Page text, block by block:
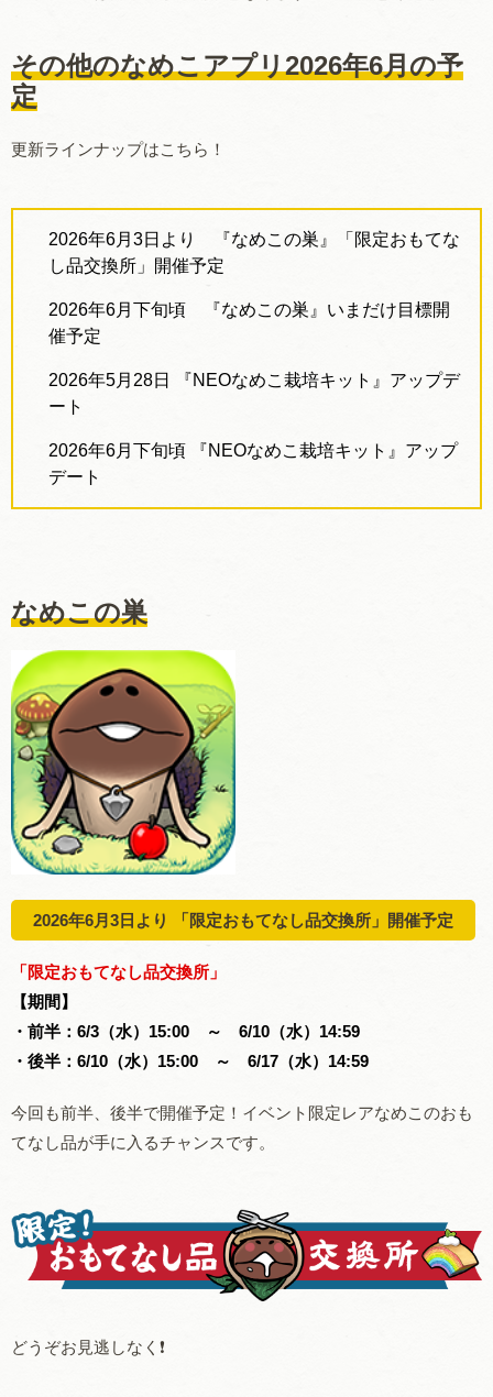
その他のなめこアプリ2026年6月の予
定
更新ラインナップはこちら！
2026年6月3日より
『なめこの巣』「限定おもてな
し品交換所」開催予定
2026年6月下旬頃 『なめこの巣』いまだけ目標開
催予定
2026年5月28日 『NEOなめこ栽培キット』アップデ
ート
2026年6月下旬頃 『NEOなめこ栽培キット』アップ
デート
なめこの巣
2026年6月3日より 「限定おもてなし品交換所」開催予定
「限定おもてなし品交換所」
【期間】
・前半：6/3（水）15:00 ～ 6/10（水）14:59
・後半：6/10（水）15:00 ～ 6/17（水）14:59
今回も前半、後半で開催予定！イベント限定レアなめこのおも
てなし品が手に入るチャンスです。
どうぞお見逃しなく❗️